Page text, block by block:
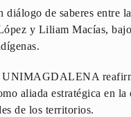
diálogo de saberes
y Liliam Macías,
UNIMAGDALENA
aliada estratégica en
de los territorios.